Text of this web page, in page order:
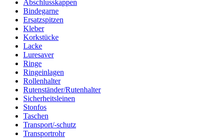
Abschlusskappen
Bindegarne
Ersatzspitzen
Kleber
Korkstücke
Lacke
Luresaver
Ringe
Ringeinlagen
Rollenhalter
Rutenständer/Rutenhalter
Sicherheitsleinen
Stonfos
Taschen
Transport/-schutz
Transportrohr